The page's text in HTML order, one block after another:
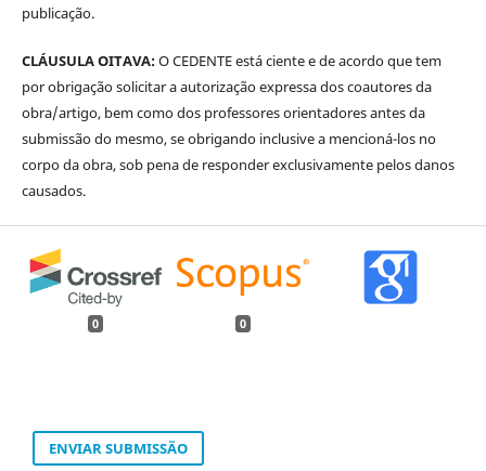
publicação.
CLÁUSULA OITAVA:O CEDENTE está ciente e de acordo que tem
por obrigação solicitar a autorização expressa dos coautores da
obra/artigo, bem como dos professores orientadores antes da
submissão do mesmo, se obrigando inclusive a mencioná-los no
corpo da obra, sob pena de responder exclusivamente pelos danos
causados.
0 0
ENVIAR SUBMISSÃO